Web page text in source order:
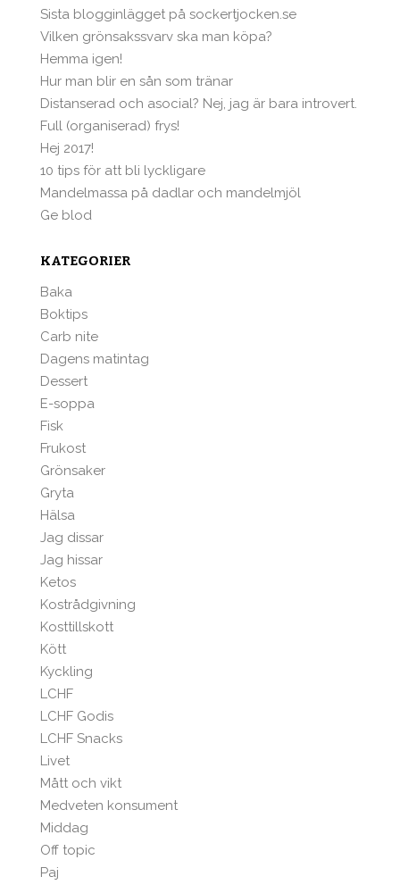
Sista blogginlägget på sockertjocken.se
Vilken grönsakssvarv ska man köpa?
Hemma igen!
Hur man blir en sån som tränar
Distanserad och asocial? Nej, jag är bara introvert.
Full (organiserad) frys!
Hej 2017!
10 tips för att bli lyckligare
Mandelmassa på dadlar och mandelmjöl
Ge blod
KATEGORIER
Baka
Boktips
Carb nite
Dagens matintag
Dessert
E-soppa
Fisk
Frukost
Grönsaker
Gryta
Hälsa
Jag dissar
Jag hissar
Ketos
Kostrådgivning
Kosttillskott
Kött
Kyckling
LCHF
LCHF Godis
LCHF Snacks
Livet
Mått och vikt
Medveten konsument
Middag
Off topic
Paj